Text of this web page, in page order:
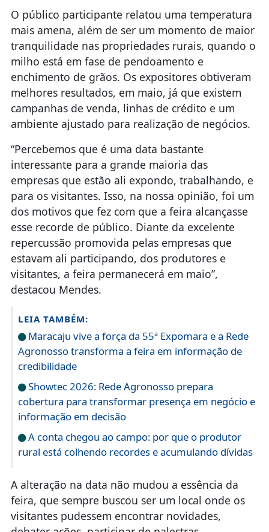
O público participante relatou uma temperatura
mais amena, além de ser um momento de maior
tranquilidade nas propriedades rurais, quando o
milho está em fase de pendoamento e
enchimento de grãos. Os expositores obtiveram
melhores resultados, em maio, já que existem
campanhas de venda, linhas de crédito e um
ambiente ajustado para realização de negócios.
“Percebemos que é uma data bastante
interessante para a grande maioria das
empresas que estão ali expondo, trabalhando, e
para os visitantes. Isso, na nossa opinião, foi um
dos motivos que fez com que a feira alcançasse
esse recorde de público. Diante da excelente
repercussão promovida pelas empresas que
estavam ali participando, dos produtores e
visitantes, a feira permanecerá em maio”,
destacou Mendes.
LEIA TAMBÉM:
Maracaju vive a força da 55ª Expomara e a Rede
Agronosso transforma a feira em informação de
credibilidade
Showtec 2026: Rede Agronosso prepara
cobertura para transformar presença em negócio e
informação em decisão
A conta chegou ao campo: por que o produtor
rural está colhendo recordes e acumulando dívidas
A alteração na data não mudou a essência da
feira, que sempre buscou ser um local onde os
visitantes pudessem encontrar novidades,
debater ações, participar de palestras,